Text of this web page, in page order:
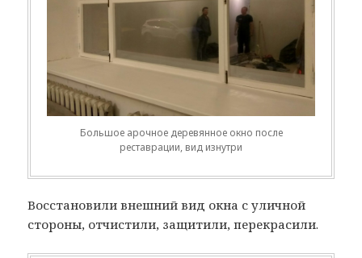
Большое арочное деревянное окно после
реставрации, вид изнутри
Восстановили внешний вид окна с уличной
стороны, отчистили, защитили, перекрасили.